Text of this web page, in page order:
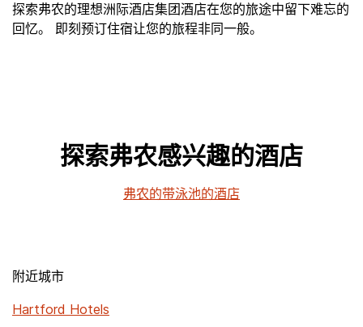
探索弗农的理想洲际酒店集团酒店在您的旅途中留下难忘的
回忆。 即刻预订住宿让您的旅程非同一般。
探索弗农感兴趣的酒店
弗农的带泳池的酒店
附近城市
Hartford Hotels